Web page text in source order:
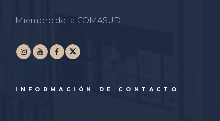
Miembro de la COMASUD
INFORMACIÓN DE CONTACTO